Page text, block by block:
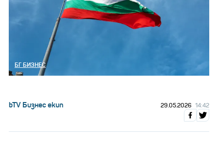
БГ БИЗНЕС
bTV Бизнес екип 29.05.2026 14:42